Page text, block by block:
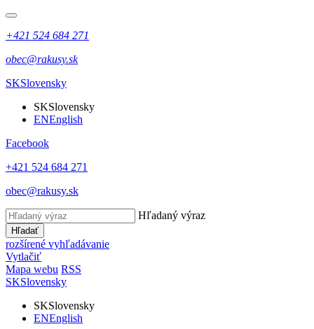
+421 524 684 271
obec@rakusy.sk
SKSlovensky
SKSlovensky
ENEnglish
Facebook
+421 524 684 271
obec@rakusy.sk
Hľadaný výraz
Hľadať
rozšírené vyhľadávanie
Vytlačiť
Mapa webu RSS
SKSlovensky
SKSlovensky
ENEnglish